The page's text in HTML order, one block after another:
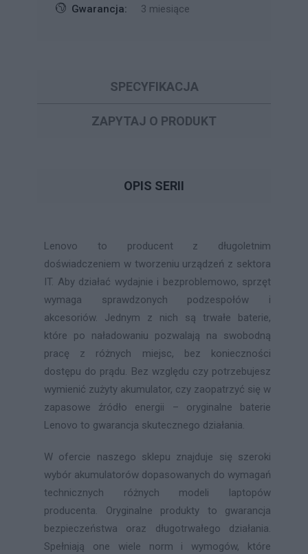
Gwarancja:
3 miesiące
SPECYFIKACJA
ZAPYTAJ O PRODUKT
OPIS SERII
Lenovo to producent z długoletnim
doświadczeniem w tworzeniu urządzeń z sektora
IT. Aby działać wydajnie i bezproblemowo, sprzęt
wymaga sprawdzonych podzespołów i
akcesoriów. Jednym z nich są trwałe baterie,
które po naładowaniu pozwalają na swobodną
pracę z różnych miejsc, bez konieczności
dostępu do prądu. Bez względu czy potrzebujesz
wymienić zużyty akumulator, czy zaopatrzyć się w
zapasowe źródło energii – oryginalne baterie
Lenovo to gwarancja skutecznego działania.
W ofercie naszego sklepu znajduje się szeroki
wybór akumulatorów dopasowanych do wymagań
technicznych różnych modeli laptopów
producenta. Oryginalne produkty to gwarancja
bezpieczeństwa oraz długotrwałego działania.
Spełniają one wiele norm i wymogów, które